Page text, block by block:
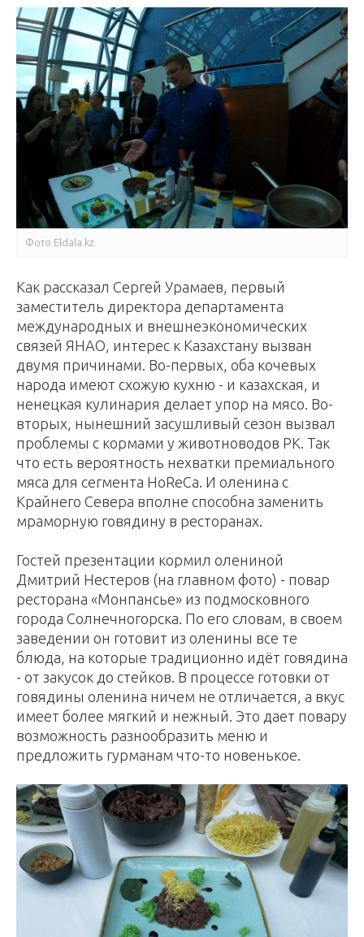
Фото Еldala.kz
Как рассказал Сергей Урамаев, первый
заместитель директора департамента
международных и внешнеэкономических
связей ЯНАО, интерес к Казахстану вызван
двумя причинами. Во-первых, оба кочевых
народа имеют схожую кухню - и казахская, и
ненецкая кулинария делает упор на мясо. Во-
вторых, нынешний засушливый сезон вызвал
проблемы с кормами у животноводов РК. Так
что есть вероятность нехватки премиального
мяса для сегмента HoReCa. И оленина с
Крайнего Севера вполне способна заменить
мраморную говядину в ресторанах.
Гостей презентации кормил олениной
Дмитрий Нестеров (на главном фото) - повар
ресторана «Монпансье» из подмосковного
города Солнечногорска. По его словам, в своем
заведении он готовит из оленины все те
блюда, на которые традиционно идёт говядина
- от закусок до стейков. В процессе готовки от
говядины оленина ничем не отличается, а вкус
имеет более мягкий и нежный. Это дает повару
возможность разнообразить меню и
предложить гурманам что-то новенькое.